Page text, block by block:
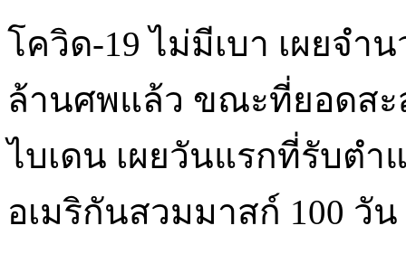
โควิด-19 ไม่มีเบา เผยจำ
ล้านศพแล้ว ขณะที่ยอดสะ
ไบเดน เผยวันแรกที่รับต
อเมริกันสวมมาสก์ 100 วัน